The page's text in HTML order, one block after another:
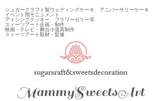
シュガークラフト製ウェディングケーキ、アニバーサリーケーキ
イベント用モニュメント
アイシングクッキー、フラワーゼリー等
スィーツアート企画・制作
映画・テレビ・舞台小道具制作
スィーツアート取材・監修
sugarsraft&sweetsdecoration
​MammySweetsArt